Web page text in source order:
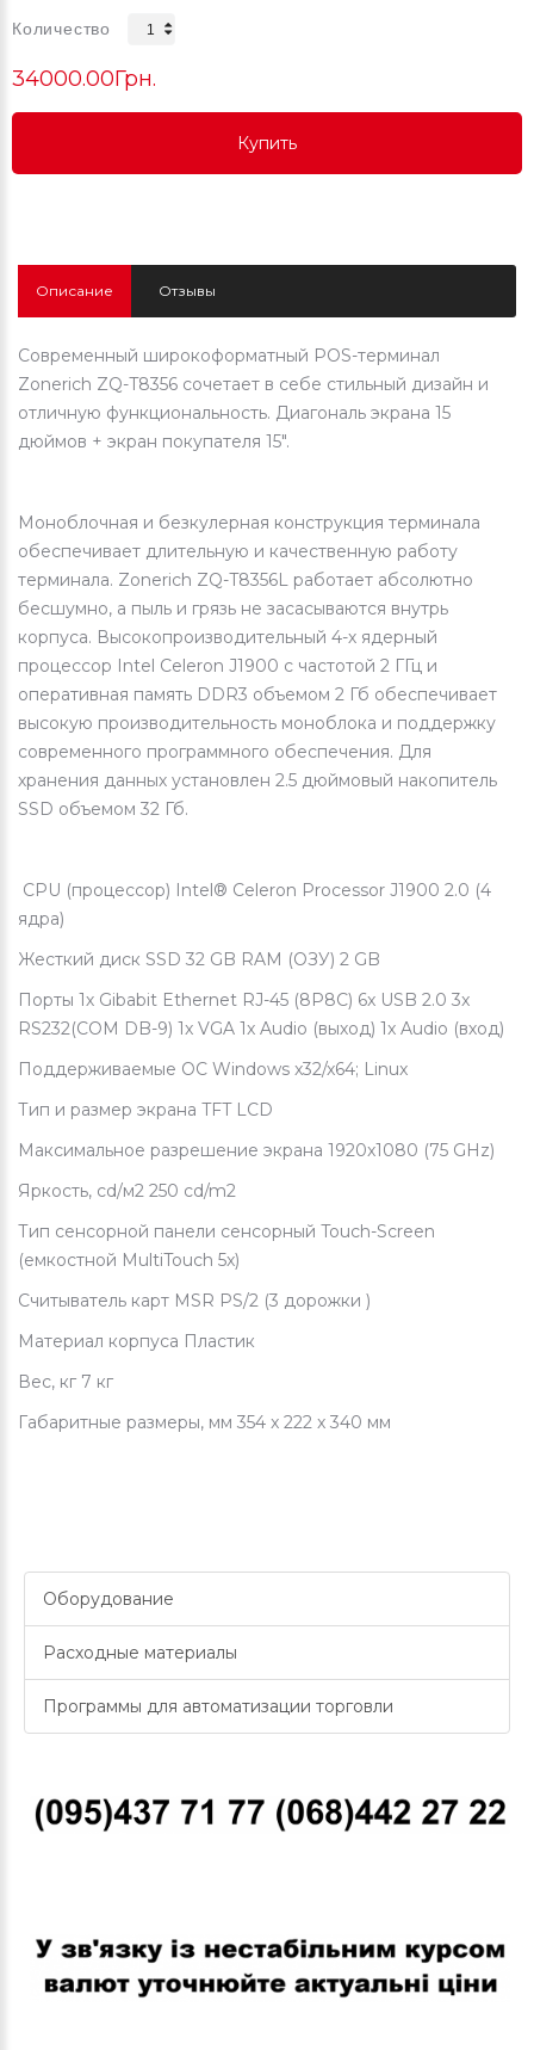
Количество
34000.00Грн.
Купить
Купить
Описание Отзывы
Современный широкоформатный POS-терминал
Zonerich ZQ-T8356 сочетает в себе стильный дизайн и
отличную функциональность. Диагональ экрана 15
дюймов + экран покупателя 15".
Моноблочная и безкулерная конструкция терминала
обеспечивает длительную и качественную работу
терминала. Zonerich ZQ-T8356L работает абсолютно
бесшумно, а пыль и грязь не засасываются внутрь
корпуса. Высокопроизводительный 4-х ядерный
процессор Intel Celeron J1900 с частотой 2 ГГц и
оперативная память DDR3 объемом 2 Гб обеспечивает
высокую производительность моноблока и поддержку
современного программного обеспечения. Для
хранения данных установлен 2.5 дюймовый накопитель
SSD объемом 32 Гб.
СPU (процессор) Intel® Celeron Processor J1900 2.0 (4
ядра)
Жесткий диск SSD 32 GB RAM (ОЗУ) 2 GB
Порты 1х Gibabit Ethernet RJ-45 (8P8C) 6x USB 2.0 3x
RS232(COM DB-9) 1x VGA 1x Audio (выход) 1x Audio (вход)
Поддерживаемые ОС Windows x32/x64; Linux
Тип и размер экрана TFT LCD
Максимальное разрешение экрана 1920x1080 (75 GHz)
Яркость, cd/м2 250 cd/m2
Тип сенсорной панели сенсорный Touch-Screen
(емкостной MultiTouch 5x)
Считыватель карт MSR PS/2 (3 дорожки )
Материал корпуса Пластик
Вес, кг 7 кг
Габаритные размеры, мм 354 x 222 x 340 мм
Оборудование
Расходные материалы
Программы для автоматизации торговли